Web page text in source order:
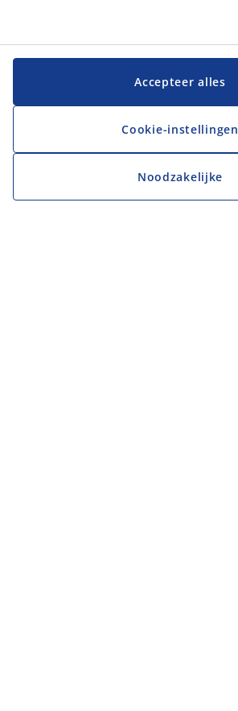
Accepteer alles
Cookie-instellingen
Noodzakelijke